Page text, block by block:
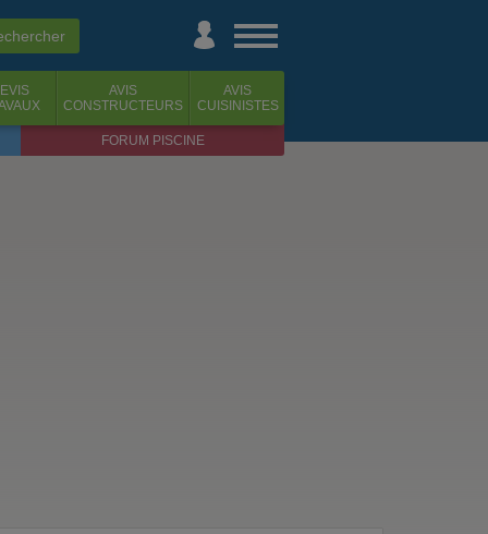
AVIS
CONSTRUCTEURS
AVIS
CUISINISTES
FORUM PISCINE